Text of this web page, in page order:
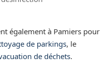
également à Pamiers pour
de parkings, le
de déchets.